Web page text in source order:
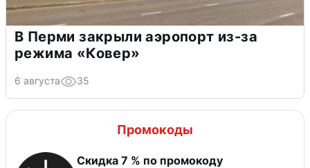
В Перми закрыли аэропорт из-за
режима «Ковер»
6 августа 35
Промокоды
Скидка 7 % по промокоду